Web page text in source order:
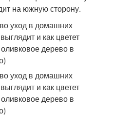
на южную сторону.